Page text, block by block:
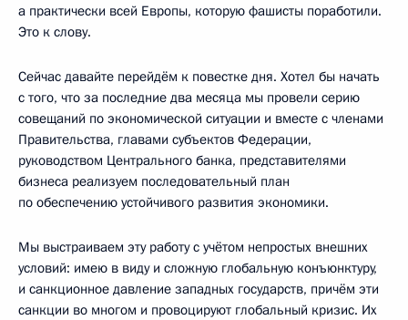
а практически всей Европы, которую фашисты поработили.
Это к слову.
Сейчас давайте перейдём к повестке дня. Хотел бы начать
с того, что за последние два месяца мы провели серию
совещаний по экономической ситуации и вместе с членами
Правительства, главами субъектов Федерации,
руководством Центрального банка, представителями
бизнеса реализуем последовательный план
по обеспечению устойчивого развития экономики.
Мы выстраиваем эту работу с учётом непростых внешних
условий: имею в виду и сложную глобальную конъюнктуру,
и санкционное давление западных государств, причём эти
санкции во многом и провоцируют глобальный кризис. Их